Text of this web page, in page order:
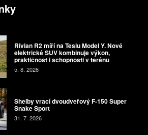
Rivian R2 míří na Teslu Model Y. Nové
elektrické SUV kombinuje výkon,
praktičnost i schopnosti v terénu
5. 8. 2026
Shelby vrací dvoudveřový F-150 Super
Snake Sport
31. 7. 2026